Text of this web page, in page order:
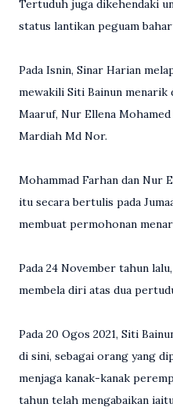
Tertuduh juga dikehendaki
status lantikan peguam
Pada Isnin, Sinar Harian
mewakili Siti Bainun
Maaruf, Nur Ellena
Mardiah Md Nor.
Mohammad Farhan dan Nur
itu secara bertulis pada
membuat permohonan
Pada 24 November tahun
membela diri atas dua
Pada 20 Ogos 2021, Siti
di sini, sebagai orang yang
menjaga kanak-kanak
tahun telah mengabaikan